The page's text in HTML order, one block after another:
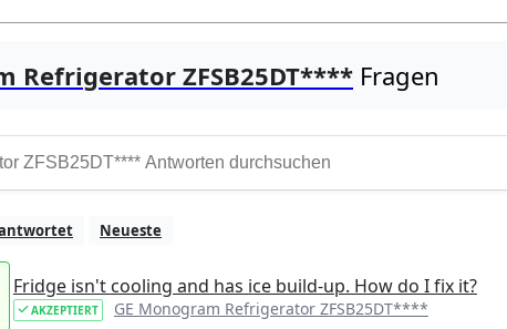
Refrigerator ZFSB25DT**** Fragen
Neueste
Fridge isn't cooling and has ice build-up. How do I fix it?
AKZEPTIERT GE Monogram Refrigerator ZFSB25DT****